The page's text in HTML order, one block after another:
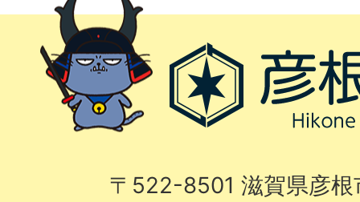
〒522-8501 滋賀県彦